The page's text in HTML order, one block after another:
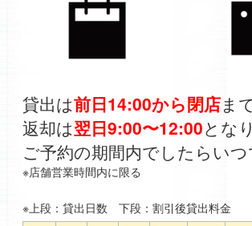
貸出は前日14:00から閉店ま
返却は翌日9:00〜12:00とな
ご予約の期間内でしたらい
※店舗営業時間内に限る
※上段：貸出日数 下段：割引後貸出料金